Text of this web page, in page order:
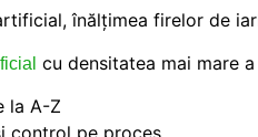
înălțimea firelor de
cu densitatea mai mare
la A-Z